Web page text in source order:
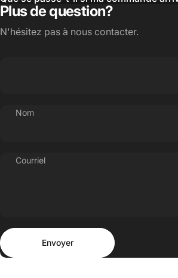
Plus de question?
N'hésitez pas à nous contacter.
Nom
Courriel
Envoyer
Envoyer